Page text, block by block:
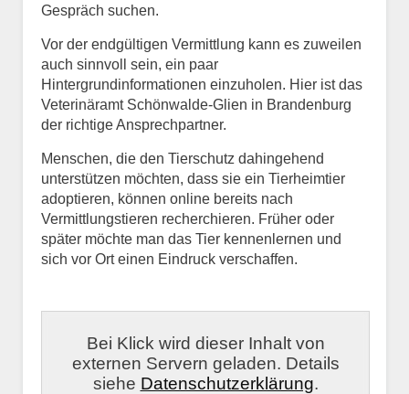
Gespräch suchen.
Vor der endgültigen Vermittlung kann es zuweilen
auch sinnvoll sein, ein paar
Hintergrundinformationen einzuholen. Hier ist das
Veterinäramt Schönwalde-Glien in Brandenburg
der richtige Ansprechpartner.
Menschen, die den Tierschutz dahingehend
unterstützen möchten, dass sie ein Tierheimtier
adoptieren, können online bereits nach
Vermittlungstieren recherchieren. Früher oder
später möchte man das Tier kennenlernen und
sich vor Ort einen Eindruck verschaffen.
Bei Klick wird dieser Inhalt von
externen Servern geladen. Details
siehe Datenschutzerklärung.